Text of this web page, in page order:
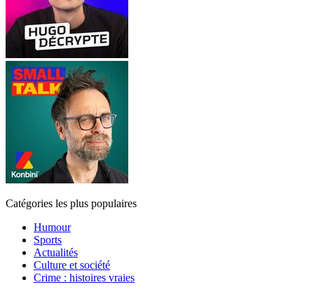
Catégories les plus populaires
Humour
Sports
Actualités
Culture et société
Crime : histoires vraies